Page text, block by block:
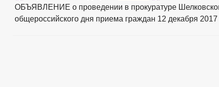
ОБЪЯВЛЕНИЕ о проведении в прокуратуре
общероссийского дня приема граждан 12 декабря 2017